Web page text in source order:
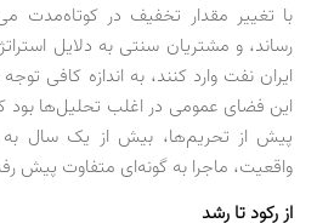
با تغییر مقدار تخفیف در کوتاه‌مدت
رساند، و مشتریان سنتی به دلایل
ایران نفت وارد کنند، به اندازه کافی
این فضای عمومی در اغلب تحلیل‌ها بود
پیش از تحریم‌ها، بیش از یک سال به
واقعیت، ماجرا به گونه‌ای متفاوت پیش
از رکود تا رشد